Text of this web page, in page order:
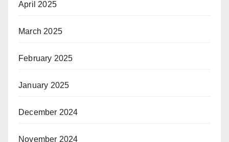
April 2025
March 2025
February 2025
January 2025
December 2024
November 2024